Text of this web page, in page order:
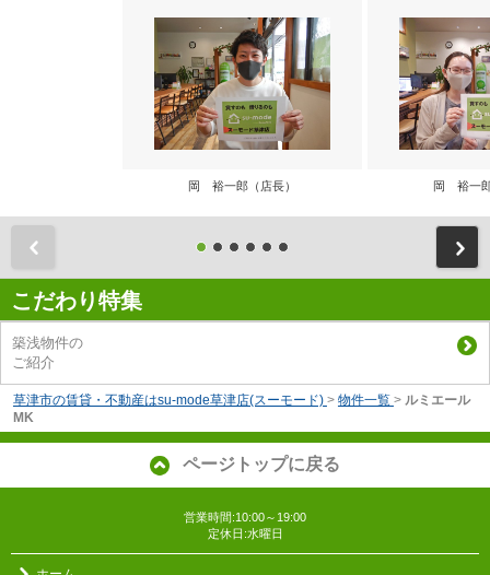
岡 裕一郎（店長） 岡 裕一
こだわり特集
築浅物件の
ご紹介
草津市の賃貸・不動産はsu-mode草津店(スーモード) > 物件一覧 > ルミエール
MK
ページトップに戻る
営業時間:10:00～19:00
定休日:水曜日